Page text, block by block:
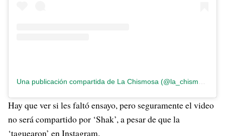
Hay que ver si les faltó ensayo, pero seguramente el video
no será compartido por ‘Shak’, a pesar de que la
‘taguearon’ en Instagram.